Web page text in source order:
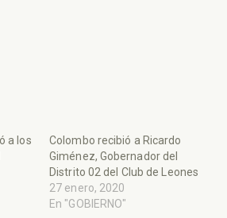
a los
Colombo recibió a Ricardo
Giménez, Gobernador del
Distrito 02 del Club de Leones
27 enero, 2020
En "GOBIERNO"